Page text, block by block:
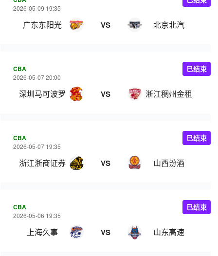
2026-05-09 19:35
广东东阳光 VS 北京北汽
CBA
2026-05-07 20:00
深圳马可波罗 VS 浙江稠州金租
已结束
CBA
2026-05-07 19:35
浙江浙商证券 VS 山西汾酒
已结束
CBA
2026-05-06 19:35
上海久事 VS 山东高速
已结束